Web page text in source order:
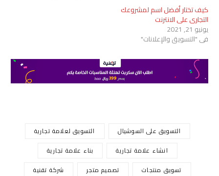
كيف تختار أفضل اسم لمشروعك
التجاري على الانترنت
يونيو 21, 2021
في "التسويق والإعلانات"
التسويق على السوشيال
التسويق لعلامة تجارية
انشاء علامة تجارية
بناء علامة تجارية
تسويق منتجات
تصميم متجر شركة تقنية